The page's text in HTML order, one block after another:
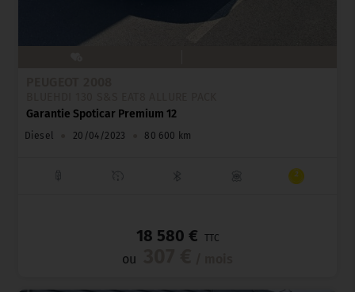
Garantie Spoticar Premium 12
Diesel 20/04/2023 80 600 km
18 580 € TTC
ou